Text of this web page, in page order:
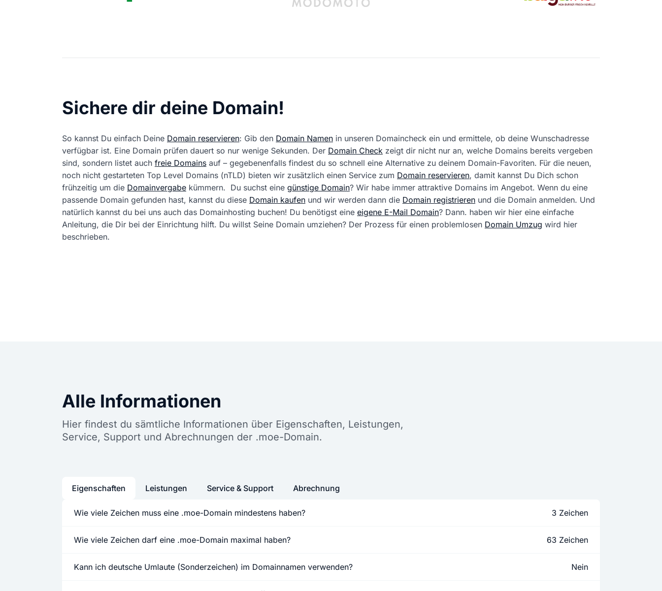
Sichere dir deine Domain!
So kannst Du einfach Deine Domain reservieren: Gib den Domain Namen in unseren Domaincheck ein und ermittele, ob deine Wunschadresse
verfügbar ist. Eine Domain prüfen dauert so nur wenige Sekunden. Der Domain Check zeigt dir nicht nur an, welche Domains bereits vergeben
sind, sondern listet auch freie Domains auf – gegebenenfalls findest du so schnell eine Alternative zu deinem Domain-Favoriten. Für die neuen,
noch nicht gestarteten Top Level Domains (nTLD) bieten wir zusätzlich einen Service zum Domain reservieren, damit kannst Du Dich schon
frühzeitig um die Domainvergabe kümmern. Du suchst eine günstige Domain? Wir habe immer attraktive Domains im Angebot. Wenn du eine
passende Domain gefunden hast, kannst du diese Domain kaufen und wir werden dann die Domain registrieren und die Domain anmelden. Und
natürlich kannst du bei uns auch das Domainhosting buchen! Du benötigst eine eigene E-Mail Domain? Dann. haben wir hier eine einfache
Anleitung, die Dir bei der Einrichtung hilft. Du willst Seine Domain umziehen? Der Prozess für einen problemlosen Domain Umzug wird hier
beschrieben.
Alle Informationen
Hier findest du sämtliche Informationen über Eigenschaften, Leistungen,
Service, Support und Abrechnungen der .moe-Domain.
Eigenschaften
Wie viele Zeichen muss eine .moe-Domain mindestens haben? 3 Zeichen
Wie viele Zeichen darf eine .moe-Domain maximal haben? 63 Zeichen
Kann ich deutsche Umlaute (Sonderzeichen) im Domainnamen verwenden? Nein
Leistungen Service & Support Abrechnung